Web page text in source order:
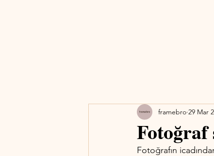
Fotoğraf
framebro 29 Mar
Fotoğrafın